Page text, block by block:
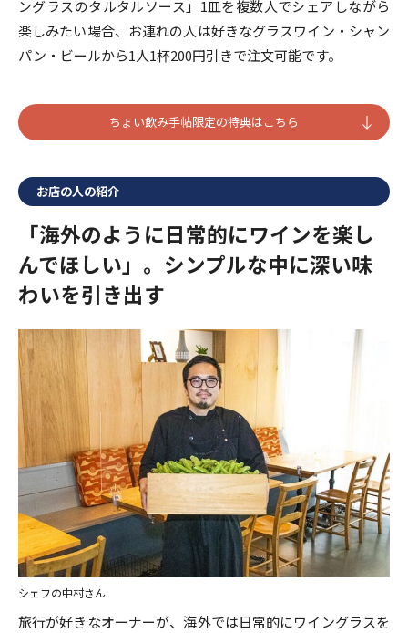
ングラスのタルタルソース」1皿を複数人でシェアしながら
楽しみたい場合、お連れの人は好きなグラスワイン・シャン
パン・ビールから1人1杯200円引きで注文可能です。
ちょい飲み手帖限定の特典はこちら
お店の人の紹介
「海外のように日常的にワインを楽し
んでほしい」。シンプルな中に深い味
わいを引き出す
シェフの中村さん
旅行が好きなオーナーが、海外では日常的にワイングラスを